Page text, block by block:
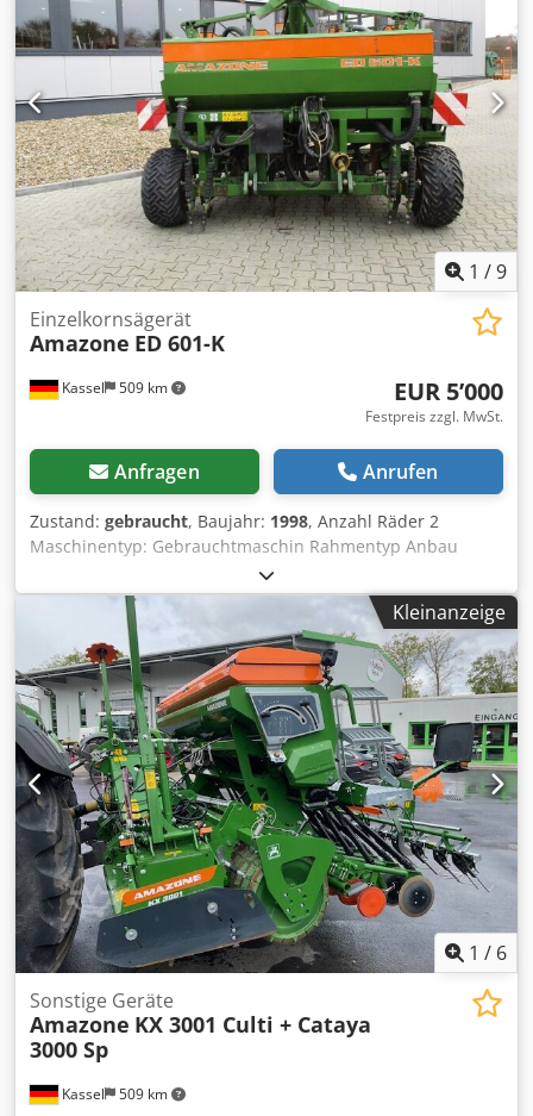
1 /9
Kassel 509 km
Einzelkornsägerät
Amazone ED 601-K
EUR 5’000
Festpreis zzgl. MwSt.
Anfragen Anrufen
Zustand: gebraucht, Baujahr: 1998, Anzahl Räder 2
Maschinentyp: Gebrauchtmaschin Rahmentyp Anbau
Düngeeinrichtung / Düngerschnecke / Dwjdpfxer Ncfqo
Adkea
Kleinanzeige
1 / 6
Kassel 509 km
Sonstige Geräte
Amazone KX 3001 Culti + Cataya
3000 Sp